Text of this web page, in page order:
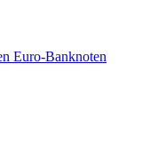
Euro-Banknoten